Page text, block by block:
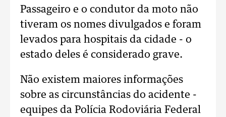
Passageiro e o condutor da moto não
tiveram os nomes divulgados e foram
levados para hospitais da cidade - o
estado deles é considerado grave.
Não existem maiores informações
sobre as circunstâncias do acidente -
equipes da Polícia Rodoviária Federal